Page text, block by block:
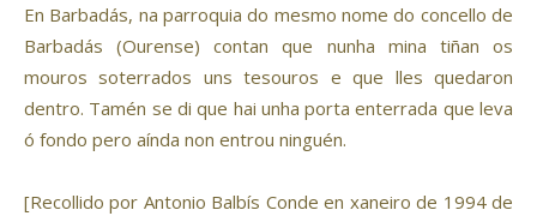
En Barbadás, na parroquia do mesmo nome do concello de
Barbadás (Ourense) contan que nunha mina tiñan os
mouros soterrados uns tesouros e que lles quedaron
dentro. Tamén se di que hai unha porta enterrada que leva
ó fondo pero aínda non entrou ninguén.
[Recollido por Antonio Balbís Conde en xaneiro de 1994 de